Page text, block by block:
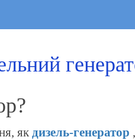
як дизель-генератор